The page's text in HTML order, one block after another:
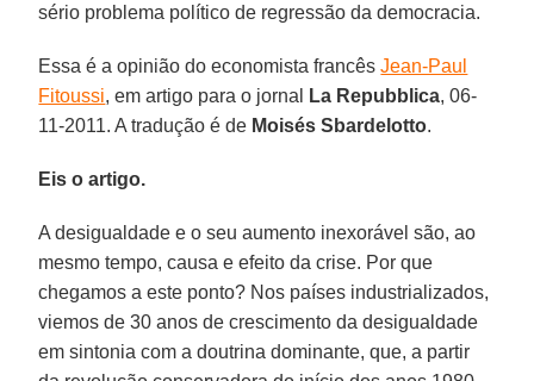
sério problema político de regressão da democracia.
Essa é a opinião do economista francêsJean-Paul
Fitoussi, em artigo para o jornal La Repubblica, 06-
11-2011. A tradução é de Moisés Sbardelotto.
Eis o artigo.
A desigualdade e o seu aumento inexorável são, ao
mesmo tempo, causa e efeito da crise. Por que
chegamos a este ponto? Nos países industrializados,
viemos de 30 anos de crescimento da desigualdade
em sintonia com a doutrina dominante, que, a partir